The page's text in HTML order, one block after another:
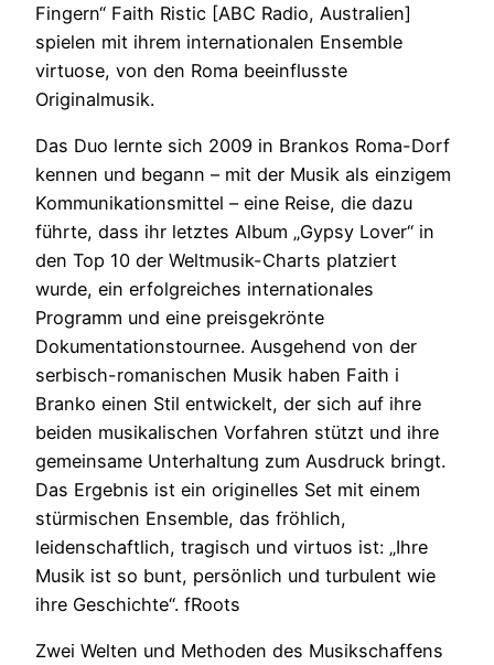
Fingern“ Faith Ristic [ABC Radio, Australien]
spielen mit ihrem internationalen Ensemble
virtuose, von den Roma beeinflusste
Originalmusik.
Das Duo lernte sich 2009 in Brankos Roma-Dorf
kennen und begann – mit der Musik als einzigem
Kommunikationsmittel – eine Reise, die dazu
führte, dass ihr letztes Album „Gypsy Lover“ in
den Top 10 der Weltmusik-Charts platziert
wurde, ein erfolgreiches internationales
Programm und eine preisgekrönte
Dokumentationstournee. Ausgehend von der
serbisch-romanischen Musik haben Faith i
Branko einen Stil entwickelt, der sich auf ihre
beiden musikalischen Vorfahren stützt und ihre
gemeinsame Unterhaltung zum Ausdruck bringt.
Das Ergebnis ist ein originelles Set mit einem
stürmischen Ensemble, das fröhlich,
leidenschaftlich, tragisch und virtuos ist: „Ihre
Musik ist so bunt, persönlich und turbulent wie
ihre Geschichte“. fRoots
Zwei Welten und Methoden des Musikschaffens